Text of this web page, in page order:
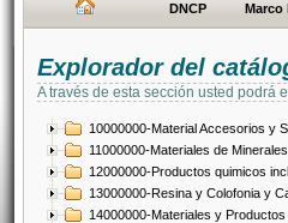
DNCP Marco
Explorador del
A través de esta sección usted podrá
10000000-Material Accesorios y
11000000-Materiales de
12000000-Productos quimicos
13000000-Resina y Colofonia y
14000000-Materiales y Productos